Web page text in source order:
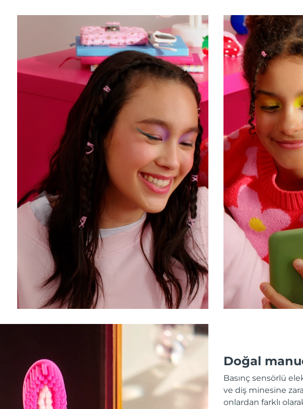
Doğal
Basınç sensörlü
ve diş minesine
onlardan farklı